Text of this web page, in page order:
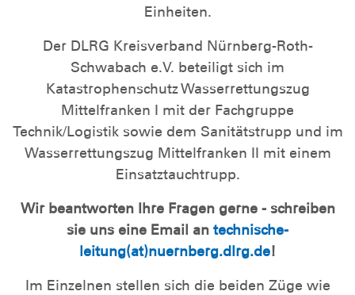
Einheiten.
Der DLRG Kreisverband Nürnberg-Roth-
Schwabach e.V. beteiligt sich im
Katastrophenschutz Wasserrettungszug
Mittelfranken I mit der Fachgruppe
Technik/Logistik sowie dem Sanitätstrupp und im
Wasserrettungszug Mittelfranken II mit einem
Einsatztauchtrupp.
Wir beantworten Ihre Fragen gerne - schreiben
sie uns eine Email an technische-
leitung(at)nuernberg.dlrg.de!
Im Einzelnen stellen sich die beiden Züge wie